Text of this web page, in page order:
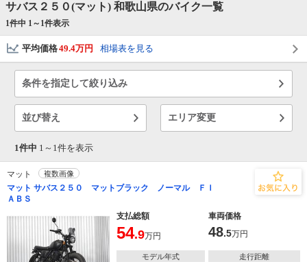
サバス２５０(マット) 和歌山県のバイク一覧
1件中 1～ 1件表示
平均価格49.4万円 相場表を見る
条件を指定して絞り込み
並び替え エリア変更
1件中 1～ 1件を表示
マット 複数画像
マット サバス２５０ マットブラック ノーマル ＦＩ
ＡＢＳ
支払総額
車両価格
54.9万円 48.5万円
モデル年式
走行距離